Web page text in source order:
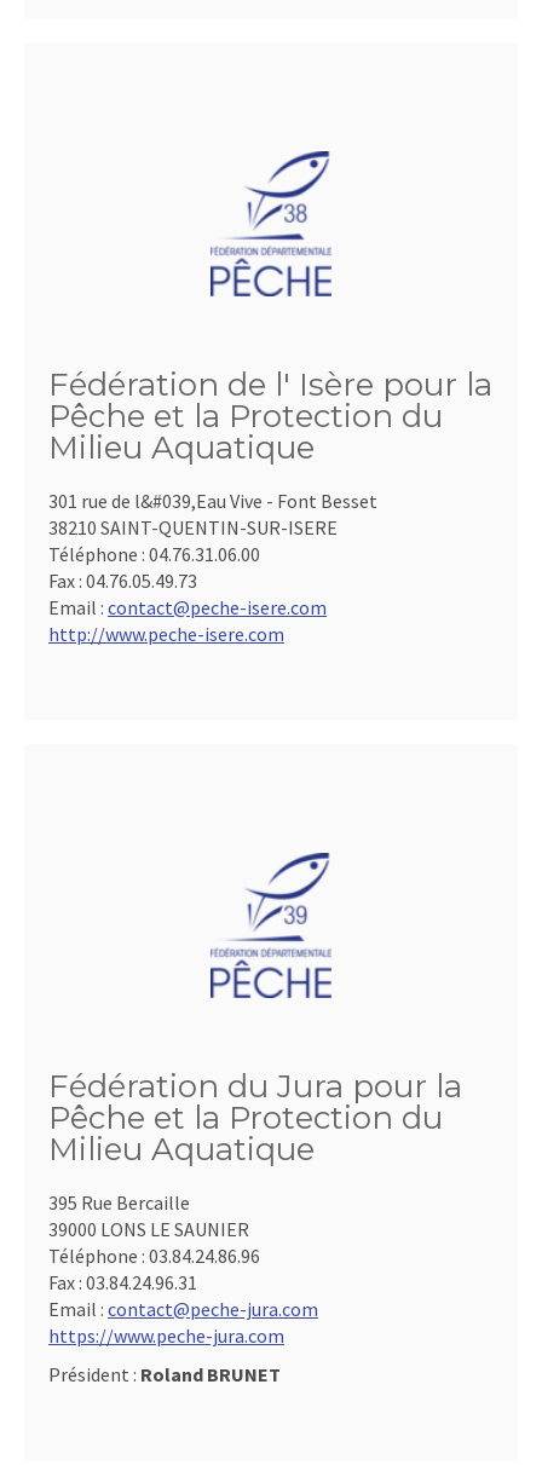
Fédération de l' Isère pour la
Pêche et la Protection du
Milieu Aquatique
301 rue de l&#039,Eau Vive - Font Besset
38210 SAINT-QUENTIN-SUR-ISERE
Téléphone : 04.76.31.06.00
Fax : 04.76.05.49.73
Email : contact@peche-isere.com
http://www.peche-isere.com
Fédération du Jura pour la
Pêche et la Protection du
Milieu Aquatique
395 Rue Bercaille
39000 LONS LE SAUNIER
Téléphone : 03.84.24.86.96
Fax : 03.84.24.96.31
Email : contact@peche-jura.com
https://www.peche-jura.com
Président : Roland BRUNET